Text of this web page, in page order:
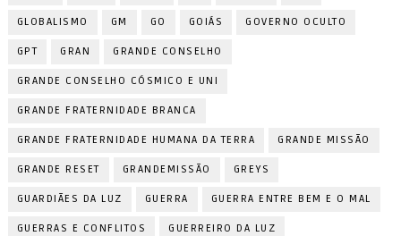
GLOBALISMO GM GO GOIÁS GOVERNO OCULTO
GPT GRAN GRANDE CONSELHO
GRANDE CONSELHO CÓSMICO E UNI
GRANDE FRATERNIDADE BRANCA
GRANDE FRATERNIDADE HUMANA DA TERRA GRANDE MISSÃO
GRANDE RESET GRANDEMISSÃO GREYS
GUARDIÃES DA LUZ GUERRA GUERRA ENTRE BEM E O MAL
GUERRAS E CONFLITOS GUERREIRO DA LUZ